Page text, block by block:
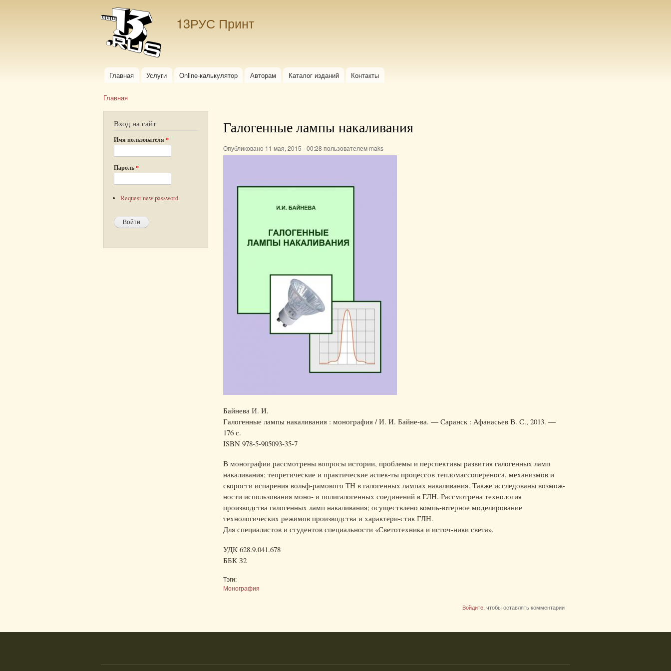
13РУС Принт
Главное меню
Главная Услуги Online-калькулятор Авторам Каталог изданий Контакты
Главная
Вход на сайт
Имя пользователя *
Пароль*
Request new password
Галогенные лампы накаливания
Опубликовано 11 мая, 2015 - 00:28 пользователем maks
Байнева И. И.
Галогенные лампы накаливания : монография / И. И. Байне-ва. — Саранск : Афанасьев В. С., 2013. —
176 с.
ISBN 978-5-905093-35-7
В монографии рассмотрены вопросы истории, проблемы и перспективы развития галогенных ламп
накаливания; теоретические и практические аспек-ты процессов тепломассопереноса, механизмов и
скорости испарения вольф-рамового ТН в галогенных лампах накаливания. Также исследованы возмож-
ности использования моно- и полигалогенных соединений в ГЛН. Рассмотрена технология
производства галогенных ламп накаливания; осуществлено компь-ютерное моделирование
технологических режимов производства и характери-стик ГЛН.
Для специалистов и студентов специальности «Светотехника и источ-ники света».
УДК 628.9.041.678
ББК З2
Тэги:
Монография
Войдите, чтобы оставлять комментарии